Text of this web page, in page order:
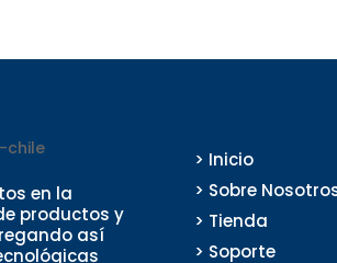
en la
productos y
así
> Inicio
> Sobre
> Tienda
> Soporte